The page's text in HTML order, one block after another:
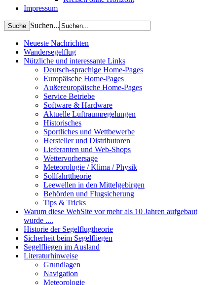
Impressum
Suchen...
Neueste Nachrichten
Wandersegelflug
Nützliche und interessante Links
Deutsch-sprachige Home-Pages
Europäische Home-Pages
Außereuropäische Home-Pages
Service Betriebe
Software & Hardware
Aktuelle Luftraumregelungen
Historisches
Sportliches und Wettbewerbe
Hersteller und Distributoren
Lieferanten und Web-Shops
Wettervorhersage
Meteorologie / Klima / Physik
Sollfahrttheorie
Leewellen in den Mittelgebirgen
Behörden und Flugsicherung
Tips & Tricks
Warum diese WebSite vor mehr als 10 Jahren aufgebaut
wurde ....
Historie der Segelflugtheorie
Sicherheit beim Segelfliegen
Segelfliegen im Ausland
Literaturhinweise
Grundlagen
Navigation
Meteorologie